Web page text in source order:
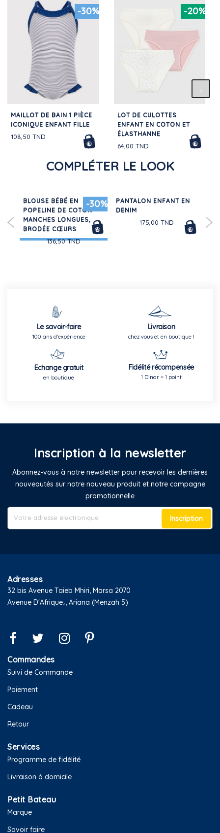
-30%
MAILLOT DE BAIN 1 PIÈCE
ICONIQUE ENFANT FILLE
108,50 TND
-20%
LOT DE CULOTTES
ENFANT EN COTON ET
ÉLASTHANNE
64,00 TND
COMPLÉTER LE LOOK
-30%
BLOUSE BÉBÉ EN
POPELINE DE COTON
MANCHES LONGUES,
BRODÉE CŒURS
136,50 TND
PANTALON ENFANT EN
DENIM
175,00 TND
Le savoir-faire
100 ans d'expérience
Livraison
chez vous et en boutique !
Echange gratuit
en boutique
Fidélité récompensée
1 Dinar = 1 point
Inscription à la newsletter
Abonnez-vous à notre newsletter pour recevoir les dernières
nouveautés sur notre nouveau produit et notre campagne
promotionnelle
Inscription
Adresses
32 bis Avenue Taieb Mhiri, Marsa 2070
Avenue D'Afrique،, Ariana (Menzah 5)
Commandes
Suivi de Commande
Paiement
Cadeau
Retour
Services
Programme de fidélité
Livraison à domicile
Petit Bateau
Marque
Savoir faire